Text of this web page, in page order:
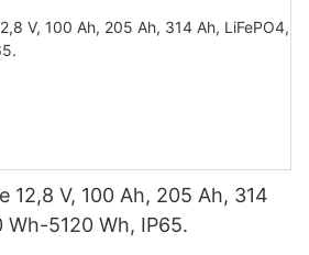
12,8 V, 100 Ah, 205 Ah, 314
Wh-5120 Wh, IP65.